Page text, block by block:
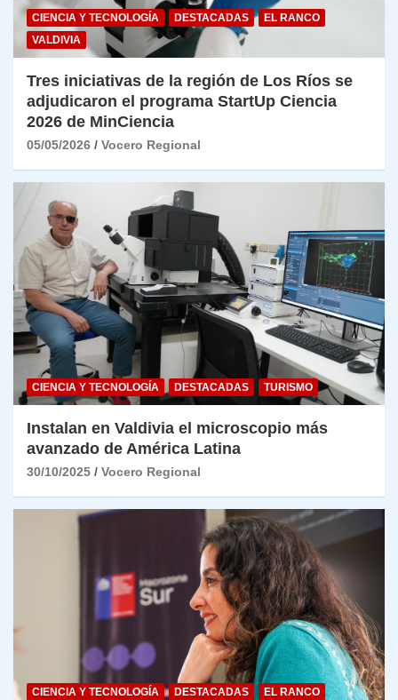
CIENCIA Y TECNOLOGÍA DESTACADAS
EL RANCO
VALDIVIA
Tres iniciativas de la región de Los Ríos se
adjudicaron el programa StartUp Ciencia
2026 de MinCiencia
05/05/2026 Vocero Regional
CIENCIA Y TECNOLOGÍA DESTACADAS TURISMO
Instalan en Valdivia el microscopio más
avanzado de América Latina
30/10/2025 Vocero Regional
CIENCIA Y TECNOLOGÍA DESTACADAS EL RANCO